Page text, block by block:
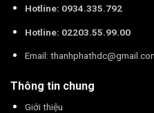
Hotline: 0934.335.792
Hotline: 02203.55.99.00
Email:
Thông tin chung
Giới thiệu